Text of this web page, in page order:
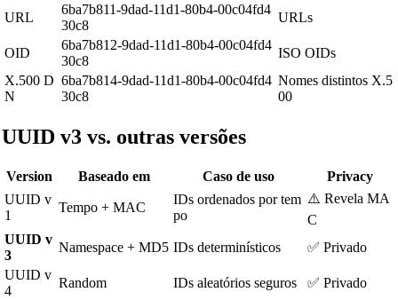
URL
6ba7b811-9dad-11d1-80b4-00c04fd4
30c8
URLs
OID
6ba7b812-9dad-11d1-80b4-00c04fd4
30c8
ISO OIDs
X.500 D
N
6ba7b814-9dad-11d1-80b4-00c04fd4
30c8
Nomes distintos X.5
00
UUID v3 vs. outras versões
Version Baseado em Caso de uso
Privacy
UUID v
1
Tempo + MAC
IDs ordenados por tem
po
⚠️ Revela MA
C
UUID v
3
Namespace + MD5 IDs determinísticos
✅ Privado
UUID v
4
Random IDs aleatórios seguros
✅ Privado